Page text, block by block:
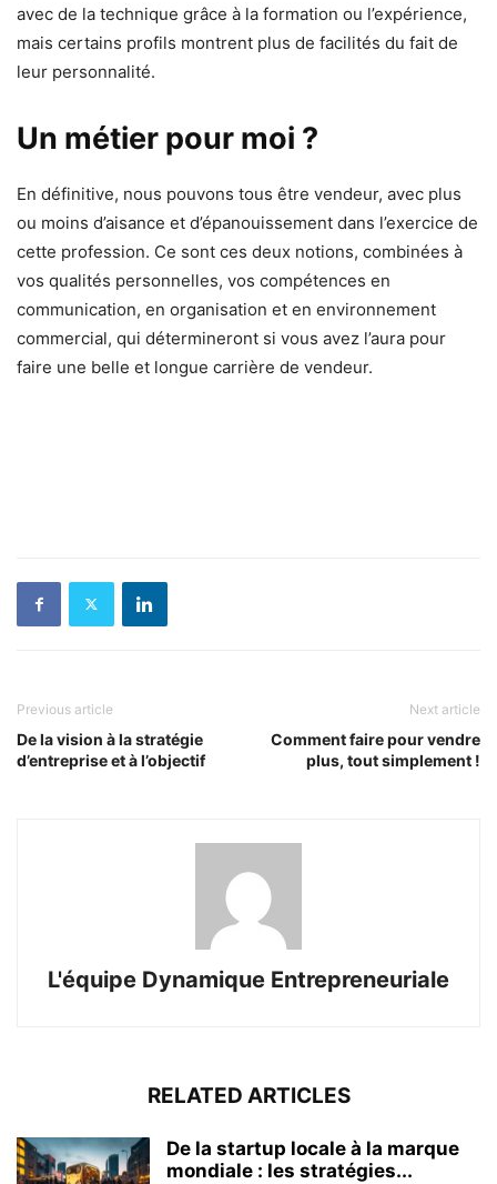
avec de la technique grâce à la formation ou l’expérience,
mais certains profils montrent plus de facilités du fait de
leur personnalité.
Un métier pour moi ?
En définitive, nous pouvons tous être vendeur, avec plus
ou moins d’aisance et d’épanouissement dans l’exercice de
cette profession. Ce sont ces deux notions, combinées à
vos qualités personnelles, vos compétences en
communication, en organisation et en environnement
commercial, qui détermineront si vous avez l’aura pour
faire une belle et longue carrière de vendeur.
Previous article
De la vision à la stratégie
d’entreprise et à l’objectif
Next article
Comment faire pour vendre
plus, tout simplement !
L'équipe Dynamique Entrepreneuriale
RELATED ARTICLES
De la startup locale à la marque
mondiale : les stratégies...